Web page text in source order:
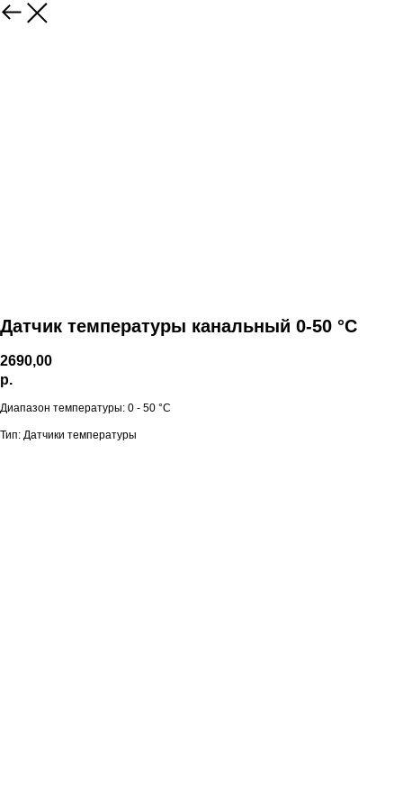
Датчик температуры канальный 0-50 °C
2690,00
р.
Диапазон температуры: 0 - 50 °C
Тип: Датчики температуры